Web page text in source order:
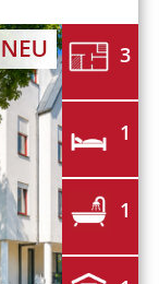
3
1
1